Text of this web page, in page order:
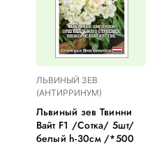
ЛЬВИНЫЙ ЗЕВ
(АНТИРРИНУМ)
Львиный зев Твинни
Вайт F1 /Сотка/ 5шт/
белый h-30см /*500